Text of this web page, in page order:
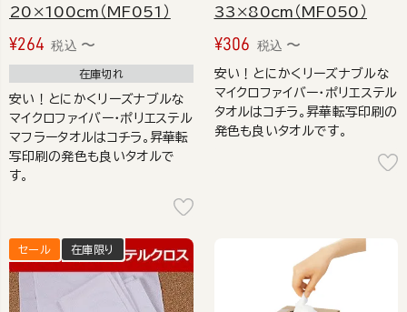
20×100cm（MF051）
¥264 税込 〜
在庫切れ
安い！とにかくリーズナブルな
マイクロファイバー・ポリエステル
マフラータオルはコチラ。昇華転
写印刷の発色も良いタオルで
す。
33×80cm（MF050）
¥306 税込 〜
安い！とにかくリーズナブルな
マイクロファイバー・ポリエステル
タオルはコチラ。昇華転写印刷の
発色も良いタオルです。
セール 在庫限り